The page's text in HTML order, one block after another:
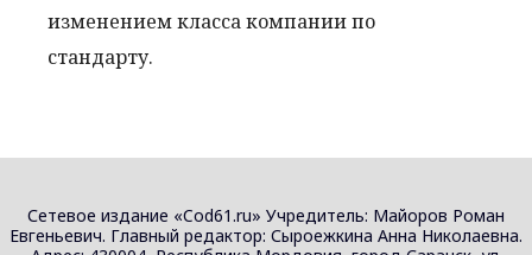
изменением класса компании по
стандарту.
Сетевое издание «Cod61.ru» Учредитель: Майоров Роман
Евгеньевич. Главный редактор: Сыроежкина Анна Николаевна.